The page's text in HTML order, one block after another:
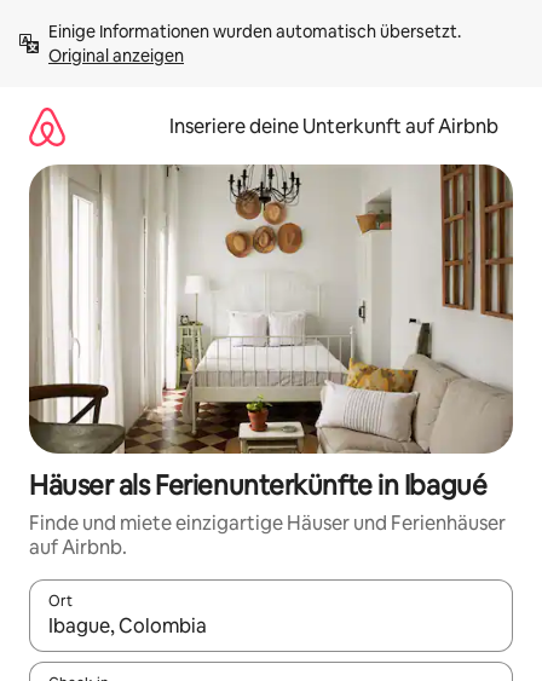
Inhalten
springenOriginal anzeigen
Inseriere deine Unterkunft auf Airbnb
Häuser als Ferienunterkünfte in Ibagué
Finde und miete einzigartige Häuser und Ferienhäuser
auf Airbnb.
Ort
Wenn Ergebnisse verfügbar sind, navigiere mit den